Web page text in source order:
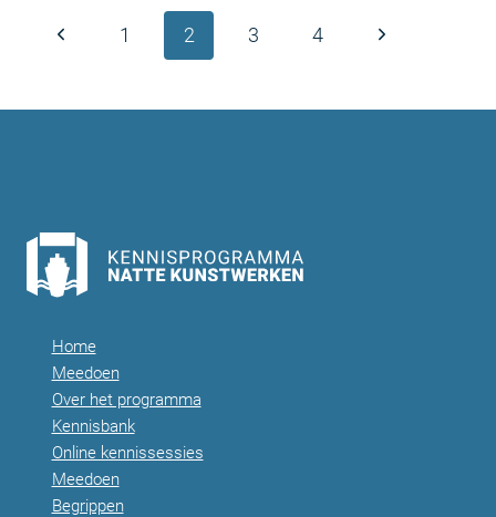
Paginanavigatie
Vorige
1 2 3 4
Volgende
Home
Meedoen
Over het programma
Kennisbank
Online kennissessies
Meedoen
Begrippen